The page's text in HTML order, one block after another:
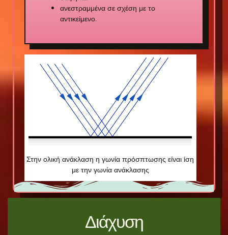
ανεστραμμένα σε σχέση με το
αντικείμενο.
Στην ολική ανάκλαση η γωνία πρόσπτωσης είναι ίση
με την γωνία ανάκλασης
Διάχυση